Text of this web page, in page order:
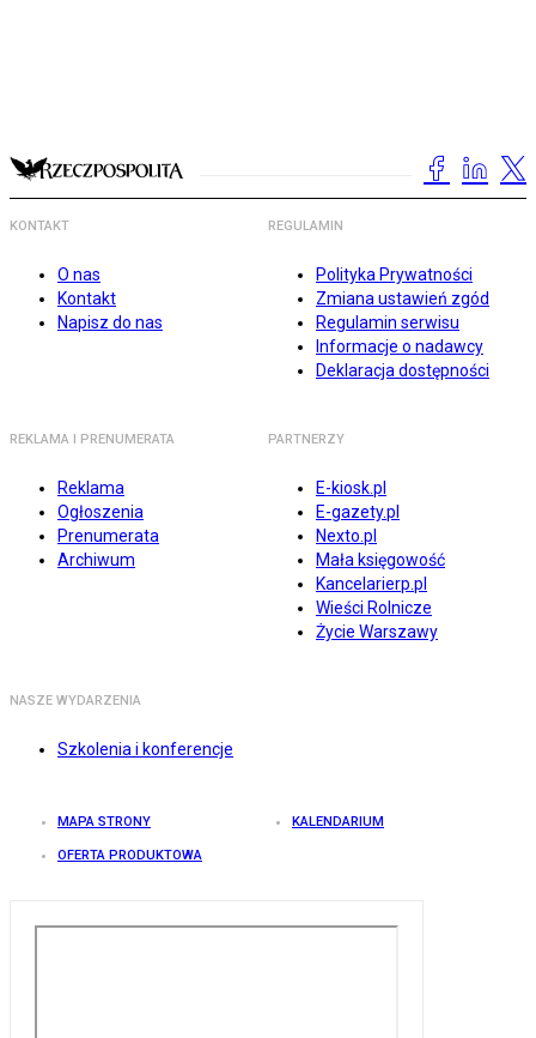
KONTAKT
O nas
Kontakt
Napisz do nas
REGULAMIN
Polityka Prywatności
Zmiana ustawień zgód
Regulamin serwisu
Informacje o nadawcy
Deklaracja dostępności
REKLAMA I PRENUMERATA
Reklama
Ogłoszenia
Prenumerata
Archiwum
PARTNERZY
E-kiosk.pl
E-gazety.pl
Nexto.pl
Mała księgowość
Kancelarierp.pl
Wieści Rolnicze
Życie Warszawy
NASZE WYDARZENIA
Szkolenia i konferencje
MAPA STRONY KALENDARIUM
OFERTA PRODUKTOWA